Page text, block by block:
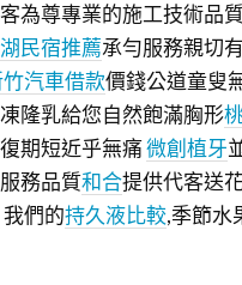
為尊專業的施工技術品
民宿推薦承勻服務親切
汽車借款價錢公道童叟
隆乳給您自然飽滿胸形
期短近乎無痛微創植牙
務品質和合提供代客送
我們的持久液比較,季節水